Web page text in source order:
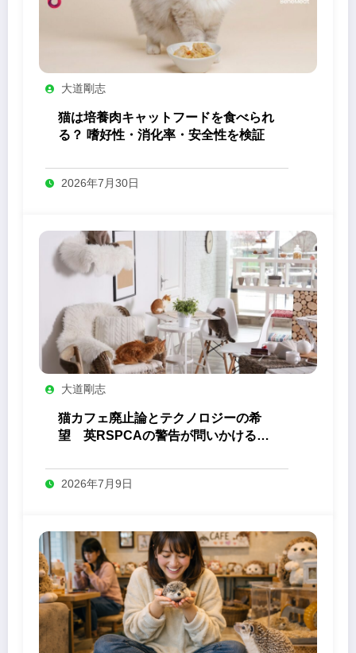
大道剛志
猫は培養肉キャットフードを食べられ
る？ 嗜好性・消化率・安全性を検証
2026年7月30日
大道剛志
猫カフェ廃止論とテクノロジーの希
望 英RSPCAの警告が問いかける
2026年7月9日